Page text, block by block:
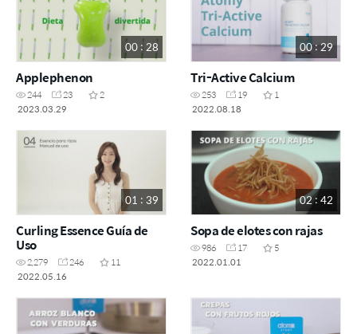
00 : 28
Applephenon
244 23
2
2023.03.29
00 : 29
Tri-Active Calcium
253 19
1
2022.08.18
01 : 39
Curling Essence Guía de
Uso
2,279 246
11
2022.05.16
02 : 42
Sopa de elotes con rajas
986 17
5
2022.01.01